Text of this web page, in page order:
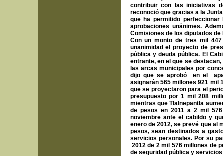
contribuir con las iniciativas
reconoció que gracias a la
que ha permitido
aprobaciones unánimes.
Comisiones de los diputados
Con un monto de tres mil
unanimidad el proyecto de
pública y deuda pública. El
entrante, en el que se
las arcas municipales por
dijo que se aprobó en el
asignarán 565 millones 921 mil
que se proyectaron para el
presupuesto por 1 mil 208
mientras que Tlalnepantla
de pesos en 2011 a 2 mil
noviembre ante el cabildo y
enero de 2012, se prevé que al
pesos, sean destinados a
servicios personales. Por su
2012 de 2 mil 576 millones de
de seguridad pública y